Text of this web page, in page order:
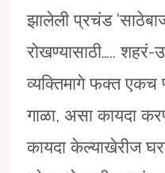
झालेली प्रचंड
रोखण्यासाठी….. शहरं-
व्यक्तिमागे फक्त
गाळा, असा कायदा
कायदा केल्याखेरीज